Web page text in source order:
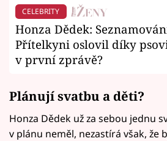
CELEBRITY
Honza Dědek:
Přítelkyni oslovil díky
v první zprávě?
Plánují svatbu a děti?
Honza Dědek už za sebou jednu
v plánu neměl, nezastírá však, že